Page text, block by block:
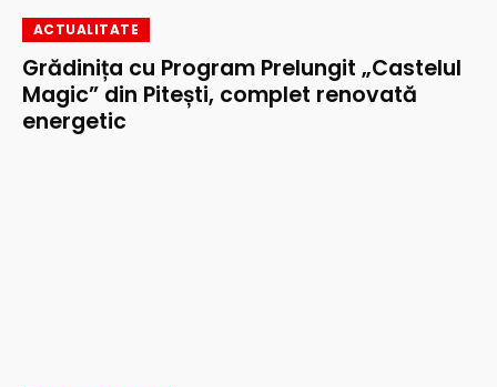
ACTUALITATE
Grădinița cu Program Prelungit „Castelul
Magic” din Pitești, complet renovată
energetic